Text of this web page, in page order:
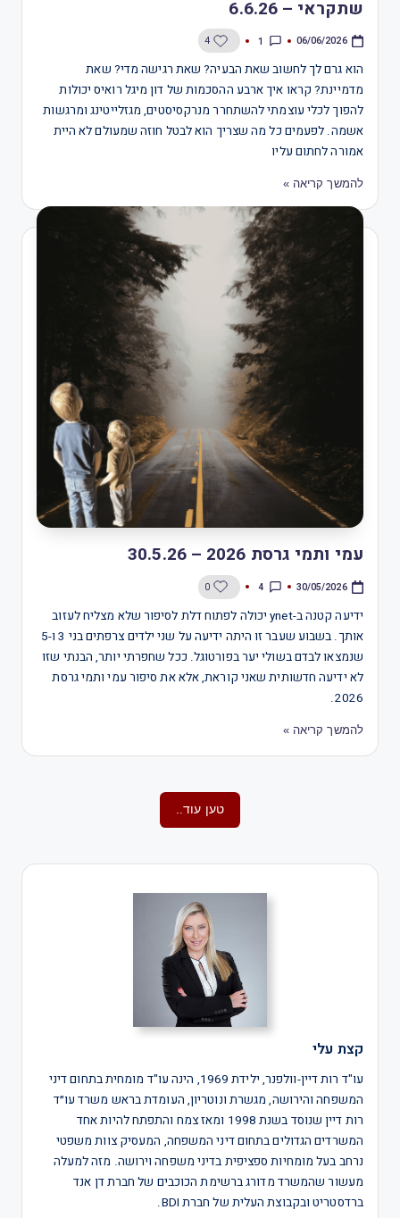
שתקראי – 6.6.26
06/06/2026
1
4
הוא גרם לך לחשוב שאת הבעיה? שאת רגישה מדי? שאת
מדמיינת? קראו איך ארבע ההסכמות של דון מיגל רואיס יכולות
להפוך לכלי עוצמתי להשתחרר מנרקסיסטים, מגזלייטינג ומרגשות
אשמה. לפעמים כל מה שצריך הוא לבטל חוזה שמעולם לא היית
אמורה לחתום עליו
להמשך קריאה »
עמי ותמי גרסת 2026 – 30.5.26
30/05/2026
4
0
ידיעה קטנה ב-ynet יכולה לפתוח דלת לסיפור שלא מצליח לעזוב
אותך. בשבוע שעבר זו היתה ידיעה על שני ילדים צרפתים בני 3 ו-5
שנמצאו לבדם בשולי יער בפורטוגל. ככל שחפרתי יותר, הבנתי שזו
לא ידיעה חדשותית שאני קוראת, אלא את סיפור עמי ותמי גרסת
2026.
להמשך קריאה »
טען עוד..
קצת עלי
עו"ד רות דיין-וולפנר, ילידת 1969, הינה עו"ד מומחית בתחום דיני
המשפחה והירושה, מגשרת ונוטריון, העומדת בראש משרד עו״ד
רות דיין שנוסד בשנת 1998 ומאז צמח והתפתח להיות אחד
המשרדים הגדולים בתחום דיני המשפחה, המעסיק צוות משפטי
נרחב בעל מומחיות ספציפית בדיני משפחה וירושה. מזה למעלה
מעשור שהמשרד מדורג ברשימת הכוכבים של חברת דן אנד
ברדסטריט ובקבוצת העלית של חברת BDI.